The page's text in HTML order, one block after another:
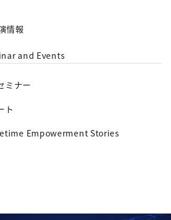
情報
and Events
ミナー
ト
Empowerment Stories